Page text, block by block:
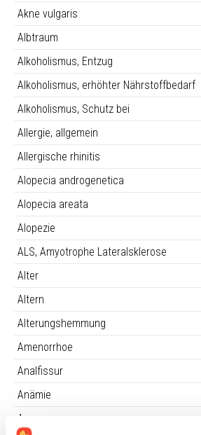
Akne vulgaris
Albtraum
Alkoholismus, Entzug
Alkoholismus, erhöhter Nährstoffbedarf
Alkoholismus, Schutz bei
Allergie, allgemein
Allergische rhinitis
Alopecia androgenetica
Alopecia areata
Alopezie
ALS, Amyotrophe Lateralsklerose
Alter
Altern
Alterungshemmung
Amenorrhoe
Analfissur
Anämie
Aneurysma